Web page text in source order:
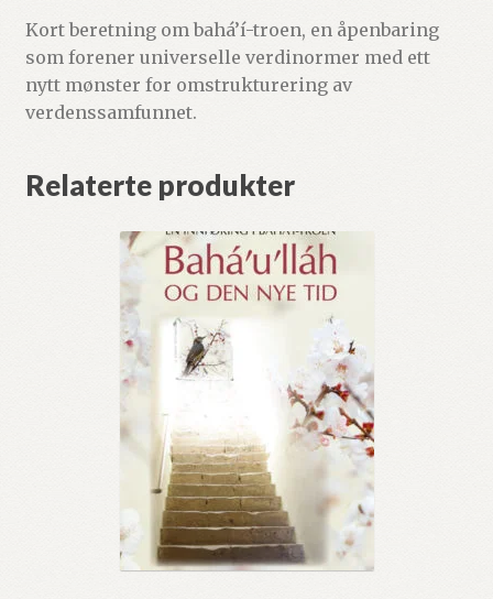
Kort beretning om bahá’í-troen, en åpenbaring
som forener universelle verdinormer med ett
nytt mønster for omstrukturering av
verdenssamfunnet.
Relaterte produkter